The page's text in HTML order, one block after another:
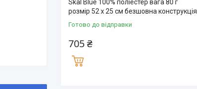
Skal Blue 100% поліестер вага 80 г
розмір 52 х 25 см безшовна конструкція
Готово до відправки
705 ₴